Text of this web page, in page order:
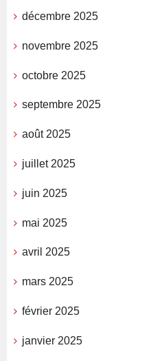
décembre 2025
novembre 2025
octobre 2025
septembre 2025
août 2025
juillet 2025
juin 2025
mai 2025
avril 2025
mars 2025
février 2025
janvier 2025